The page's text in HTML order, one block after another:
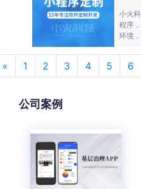
小火
程序
环境
便利
更重
« 1 2 3 4 5 6
公司案例